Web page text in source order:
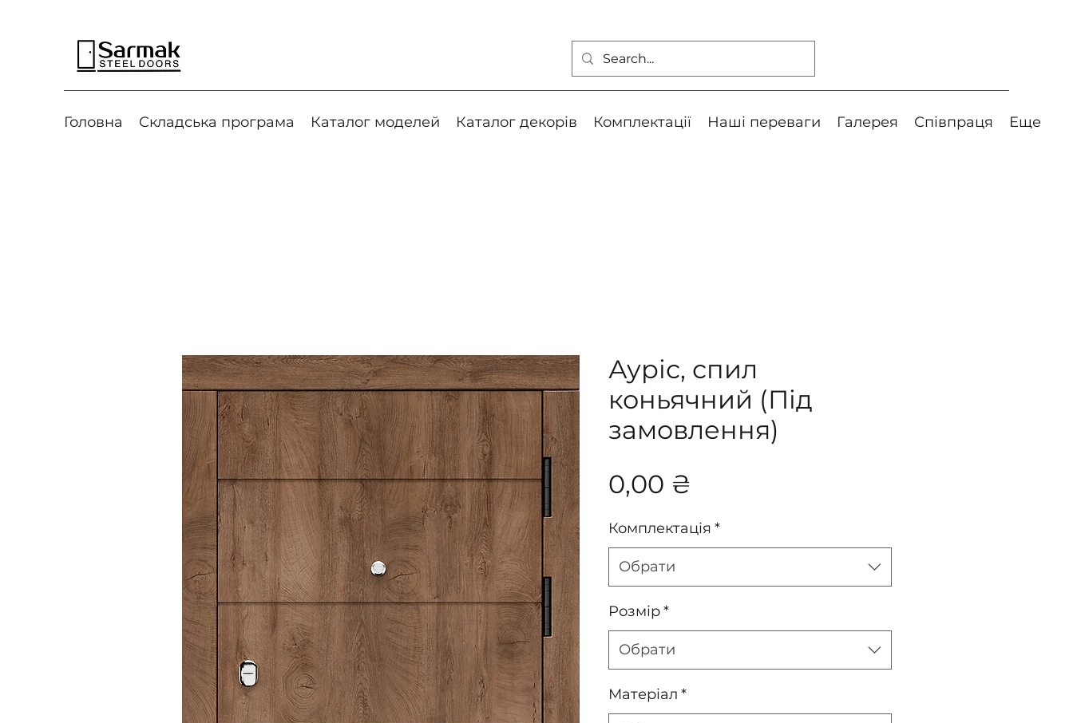
Головна Cкладська програма Каталог моделей Каталог декорів Комплектації Наші переваги Галерея Співпраця Еще
Ауріс, спил
коньячний (Під
замовлення)
0,00 ₴
Комплектація *
Обрати
Розмір*
Обрати
Матеріал *